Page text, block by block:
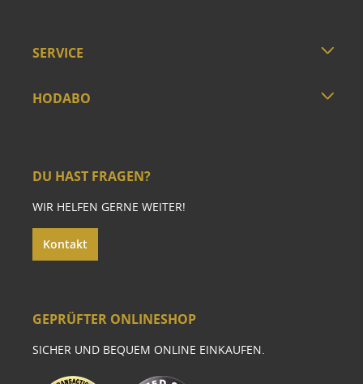
SERVICE
HODABO
DU HAST FRAGEN?
WIR HELFEN GERNE WEITER!
Kontakt
GEPRÜFTER ONLINESHOP
SICHER UND BEQUEM ONLINE EINKAUFEN.